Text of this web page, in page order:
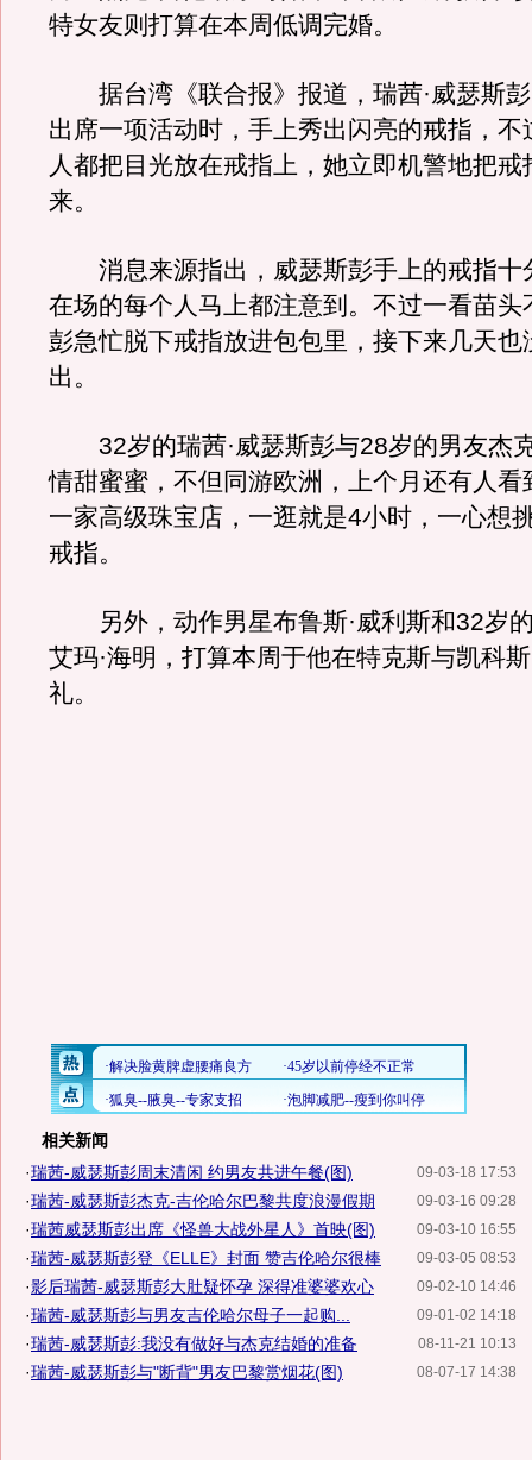
特女友则打算在本周低调完婚。
据台湾《联合报》报道，瑞茜·威瑟斯彭
出席一项活动时，手上秀出闪亮的戒指，不
人都把目光放在戒指上，她立即机警地把戒
来。
消息来源指出，威瑟斯彭手上的戒指十
在场的每个人马上都注意到。不过一看苗头
彭急忙脱下戒指放进包包里，接下来几天也
出。
32岁的瑞茜·威瑟斯彭与28岁的男友杰
情甜蜜蜜，不但同游欧洲，上个月还有人看
一家高级珠宝店，一逛就是4小时，一心想
戒指。
另外，动作男星布鲁斯·威利斯和32岁
艾玛·海明，打算本周于他在特克斯与凯科
礼。
相关新闻
09-03-18 17:53
·瑞茜-威瑟斯彭周末清闲 约男友共进午餐(图)
09-03-16 09:28
·瑞茜-威瑟斯彭杰克-吉伦哈尔巴黎共度浪漫假期
09-03-10 16:55
·瑞茜威瑟斯彭出席《怪兽大战外星人》首映(图)
09-03-05 08:53
·瑞茜-威瑟斯彭登《ELLE》封面 赞吉伦哈尔很棒
09-02-10 14:46
·影后瑞茜-威瑟斯彭大肚疑怀孕 深得准婆婆欢心
09-01-02 14:18
·瑞茜-威瑟斯彭与男友吉伦哈尔母子一起购...
08-11-21 10:13
·瑞茜-威瑟斯彭:我没有做好与杰克结婚的准备
08-07-17 14:38
·瑞茜-威瑟斯彭与"断背"男友巴黎赏烟花(图)